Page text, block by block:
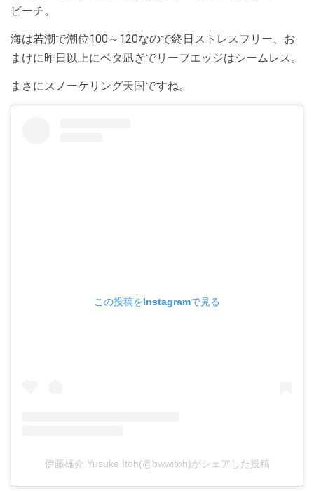
ビーチ。
海は若潮で潮位100～120なので終日ストレスフリー、お
まけに昨日以上にベタ凪ぎでリーフエッジはシームレス。
まさにスノーケリング天国ですね。
この投稿をInstagramで見る
伊藤雄介 Yusuke Itoh(@bwwitoh)がシェアした投稿